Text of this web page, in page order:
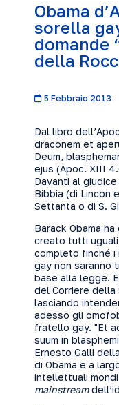
Obama
sorella
domande
della
5 Febbraio 2013
Dal libro
draconem et
Deum,
ejus (Apoc. XIII
Davanti al
Bibbia (di Lincon
Settanta o di S.
Barack Obama
creato tutti
completo finché
gay non saranno
base alla legge.
del Corriere della
lasciando
adesso gli
fratello gay. "Et
suum in
Ernesto Galli
di Obama e a
intellettuali
mainstream